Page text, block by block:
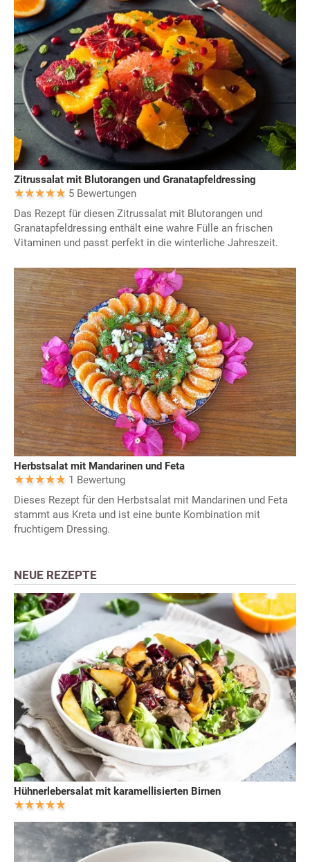
Zitrussalat mit Blutorangen und Granatapfeldressing
5 Bewertungen
Das Rezept für diesen Zitrussalat mit Blutorangen und
Granatapfeldressing enthält eine wahre Fülle an frischen
Vitaminen und passt perfekt in die winterliche Jahreszeit.
Herbstsalat mit Mandarinen und Feta
1 Bewertung
Dieses Rezept für den Herbstsalat mit Mandarinen und Feta
stammt aus Kreta und ist eine bunte Kombination mit
fruchtigem Dressing.
NEUE REZEPTE
Hühnerlebersalat mit karamellisierten Birnen